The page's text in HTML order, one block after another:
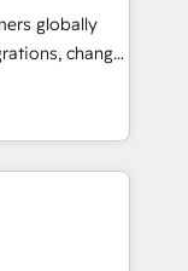
built through
globally
change
creative
and